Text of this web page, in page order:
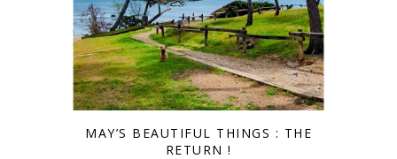
MAY’S BEAUTIFUL THINGS : THE
RETURN !